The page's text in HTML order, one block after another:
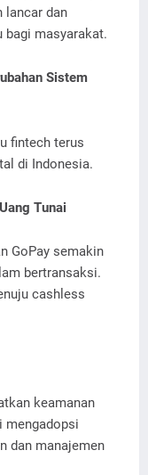
lancar dan
bagi masyarakat.
Sistem
fintech terus
di Indonesia.
Tunai
GoPay semakin
bertransaksi.
cashless
keamanan
mengadopsi
dan manajemen